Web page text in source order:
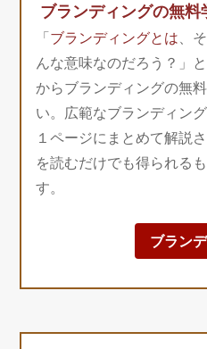
ブランディングの無料
「ブランディングとは、
んな意味なのだろう？」
からブランディングの無
い。広範なブランディン
１ページにまとめて解説
を読むだけでも得られる
す。
ブラン